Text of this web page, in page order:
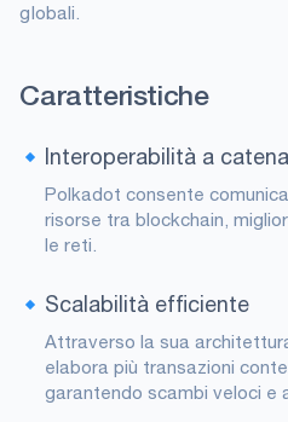
globali.
Caratteristiche
Interoperabilità a
Polkadot consente
risorse tra blockchain,
le reti.
Scalabilità efficiente
Attraverso la sua
elabora più transazioni
garantendo scambi veloci e